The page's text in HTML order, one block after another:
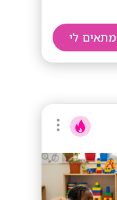
מתאים לי